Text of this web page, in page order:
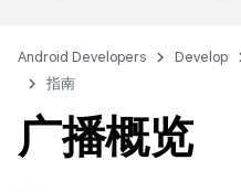
Android Developers Develop
指南
广播概览